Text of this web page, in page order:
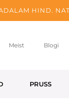
HIND.
Meist Blogi
PRUSS